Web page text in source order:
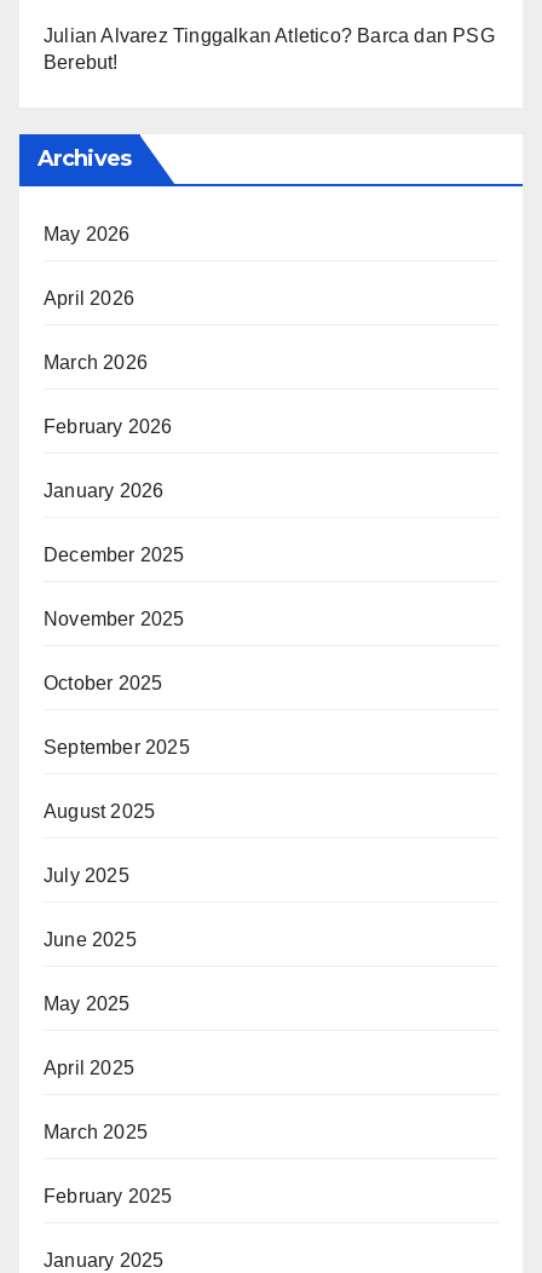
Julian Alvarez Tinggalkan Atletico? Barca dan PSG
Berebut!
Archives
May 2026
April 2026
March 2026
February 2026
January 2026
December 2025
November 2025
October 2025
September 2025
August 2025
July 2025
June 2025
May 2025
April 2025
March 2025
February 2025
January 2025